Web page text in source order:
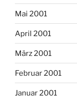
Mai 2001
April 2001
März 2001
Februar 2001
Januar 2001